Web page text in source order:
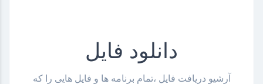
دانلود فایل
آرشیو دریافت فایل ،تمام برنامه ها و فایل هایی را که